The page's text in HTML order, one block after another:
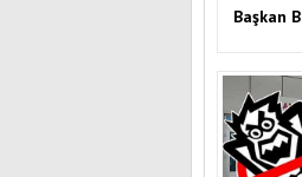
Başkan